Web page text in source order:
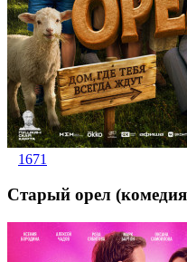
1671
Старый орел